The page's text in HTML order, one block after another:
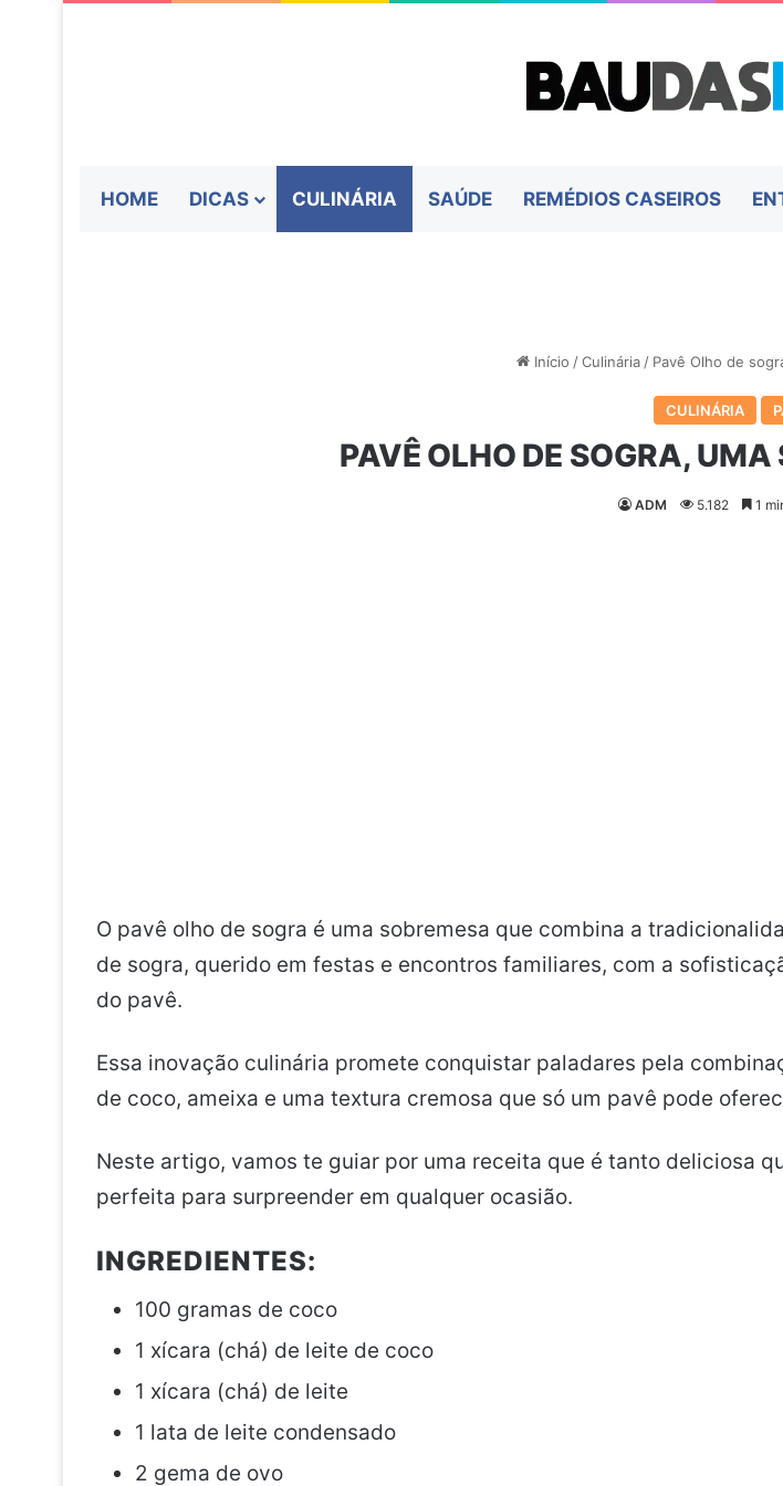
HOME DICAS CULINÁRIA SAÚDE REMÉDIOS CASEIROS
Início /Culinária / Pavê Olho de
CULINÁRIA
PAVÊ OLHO DE SOGRA,
ADM 5.182 1
O pavê olho de sogra é uma sobremesa que combina a
de sogra, querido em festas e encontros familiares, com a
do pavê.
Essa inovação culinária promete conquistar paladares pela
de coco, ameixa e uma textura cremosa que só um pavê pode
Neste artigo, vamos te guiar por uma receita que é tanto deliciosa
perfeita para surpreender em qualquer ocasião.
INGREDIENTES:
100 gramas de coco
1 xícara (chá) de leite de coco
1 xícara (chá) de leite
1 lata de leite condensado
2 gema de ovo